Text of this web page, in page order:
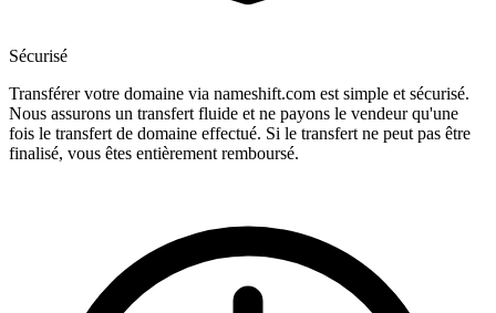
Sécurisé
Transférer votre domaine via nameshift.com est simple et sécurisé.
Nous assurons un transfert fluide et ne payons le vendeur qu'une
fois le transfert de domaine effectué. Si le transfert ne peut pas être
finalisé, vous êtes entièrement remboursé.